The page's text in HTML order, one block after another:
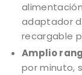
adaptador
recargable
Amplio
por minuto,